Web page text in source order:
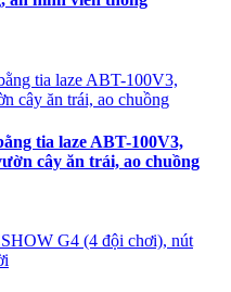
tia laze ABT-100V3,
cây ăn trái, ao chuồng